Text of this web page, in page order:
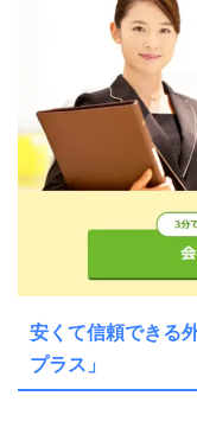
安くて信頼できる
プラス」